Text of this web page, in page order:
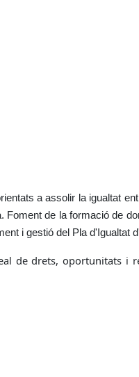
a assolir la igualtat
de la formació de
i gestió del Pla d'Igualtat
de drets, oportunitats i